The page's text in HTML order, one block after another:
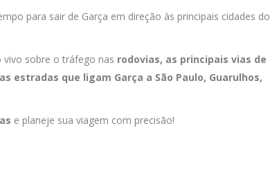
para sair de Garça em direção às principais cidades do
sobre o tráfego nas rodovias, as principais vias de
estradas que ligam Garça a São Paulo, Guarulhos,
e planeje sua viagem com precisão!